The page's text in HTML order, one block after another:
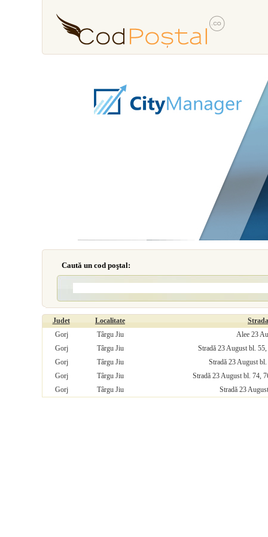
Caută un cod poştal:
Judet Localitate
Strada
Gorj
Târgu Jiu
Alee 23
Gorj
Târgu Jiu
Stradă 23 August bl.
Gorj
Târgu Jiu
Stradă 23 August
Gorj
Târgu Jiu
Stradă 23 August bl. 74,
Gorj
Târgu Jiu Stradă 23